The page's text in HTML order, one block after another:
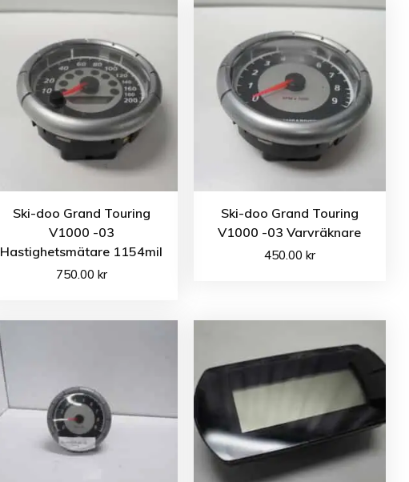
Ski-doo Grand Touring
V1000 -03
Hastighetsmätare 1154mil
750.00 kr
Ski-doo Grand Touring
V1000 -03 Varvräknare
450.00 kr